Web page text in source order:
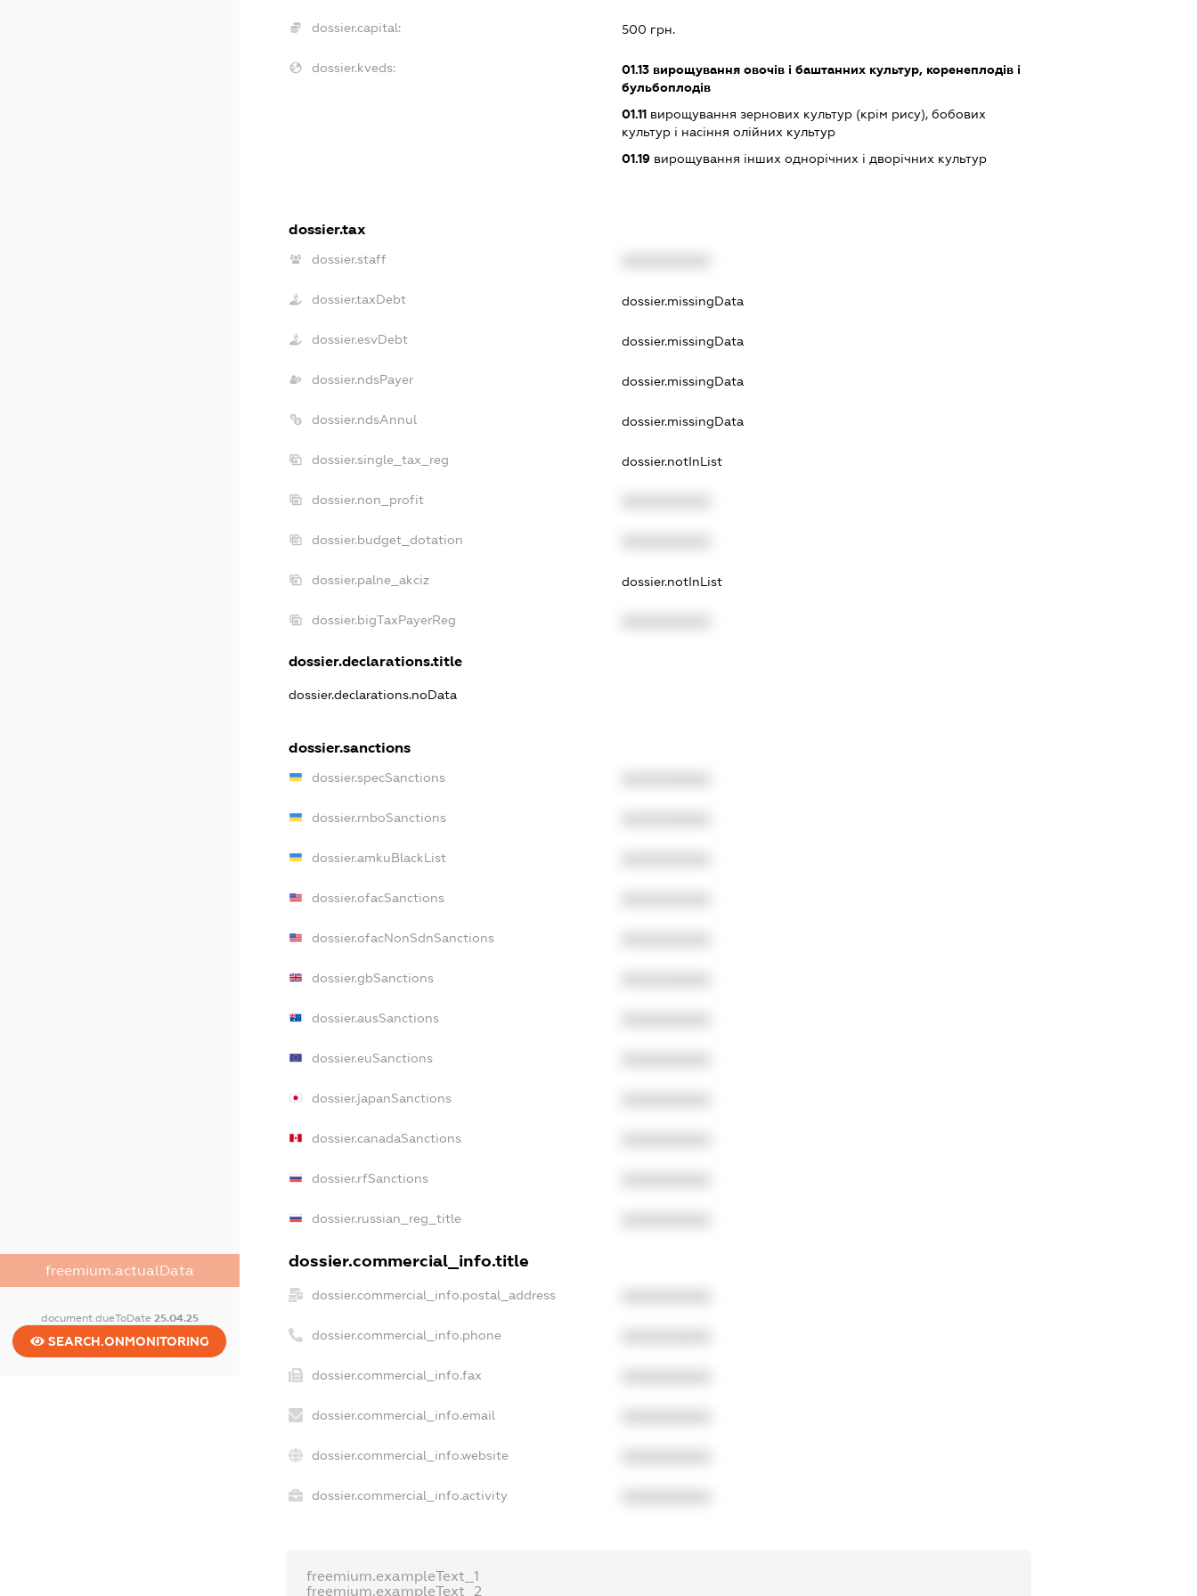
freemium.actualData
document.dueToDate 25.04.25
SEARCH.ONMONITORING
dossier.capital: 500 грн.
dossier.kveds: 01.13вирощування овочів і баштанних культур, коренеплодів і
бульбоплодів
01.11вирощування зернових культур (крім рису), бобових
культур і насіння олійних культур
01.19вирощування інших однорічних і дворічних культур
dossier.tax
dossier.staff
dossier.taxDebt dossier.missingData
dossier.esvDebt dossier.missingData
dossier.ndsPayer dossier.missingData
dossier.ndsAnnul dossier.missingData
dossier.single_tax_reg dossier.notInList
dossier.non_profit
dossier.budget_dotation
dossier.palne_akciz dossier.notInList
dossier.bigTaxPayerReg
dossier.declarations.title
dossier.declarations.noData
dossier.sanctions
dossier.specSanctions
dossier.rnboSanctions
dossier.amkuBlackList
dossier.ofacSanctions
dossier.ofacNonSdnSanctions
dossier.gbSanctions
dossier.ausSanctions
dossier.euSanctions
dossier.japanSanctions
dossier.canadaSanctions
dossier.rfSanctions
dossier.russian_reg_title
dossier.commercial_info.title
dossier.commercial_info.postal_address
dossier.commercial_info.phone
dossier.commercial_info.fax
dossier.commercial_info.email
dossier.commercial_info.website
dossier.commercial_info.activity
freemium.exampleText_1
freemium.exampleText_2